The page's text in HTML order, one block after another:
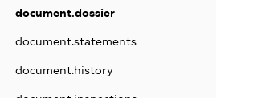
document.dossier
document.statements
document.history